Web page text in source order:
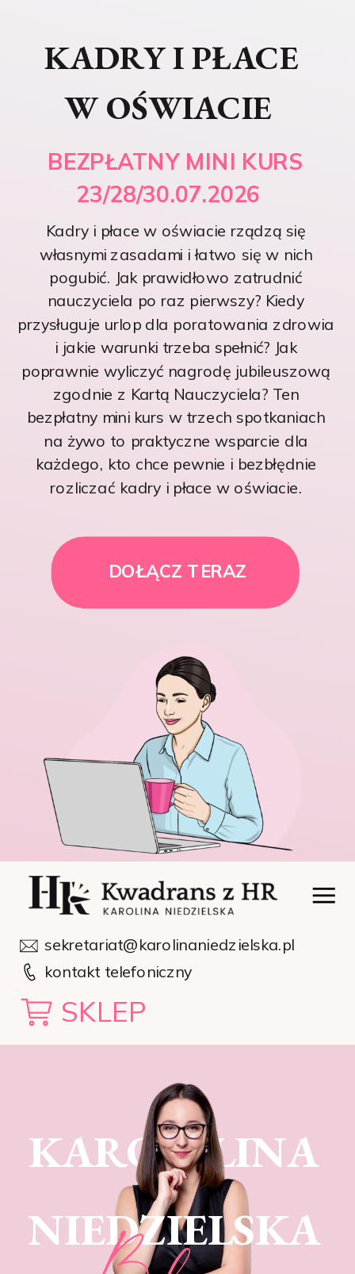
BEZPŁATNY MINI KURS
Kadry i płace w oświacie rządzą się
własnymi zasadami i łatwo się w nich
pogubić. Jak prawidłowo zatrudnić
nauczyciela po raz pierwszy? Kiedy
przysługuje urlop dla poratowania zdrowia
i jakie warunki trzeba spełnić? Jak
poprawnie wyliczyć nagrodę jubileuszową
zgodnie z Kartą Nauczyciela? Ten
bezpłatny mini kurs w trzech spotkaniach
na żywo to praktyczne wsparcie dla
każdego, kto chce pewnie i bezbłędnie
rozliczać kadry i płace w oświacie.
DOŁĄCZ TERAZ
KADRY I PŁACE
W OŚWIACIE
23/28/30.07.2026
sekretariat@karolinaniedzielska.pl
kontakt telefoniczny
SKLEP
KARO LINA
NIEDZIELSKA